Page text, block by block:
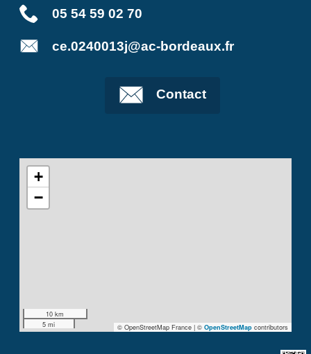
05 54 59 02 70
ce.0240013j@ac-bordeaux.fr
Contact
+
−
10 km
5 mi
© OpenStreetMap France | ©OpenStreetMap contributors